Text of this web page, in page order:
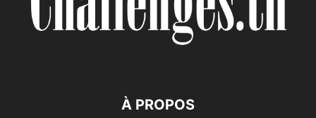
À PROPOS